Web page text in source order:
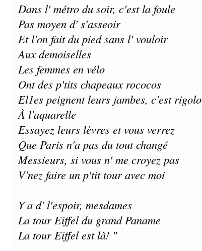
Dans l' métro du soir, c'est la foule
Pas moyen d' s'asseoir
Et l'on fait du pied sans l' vouloir
Aux demoiselles
Les femmes en vélo
Ont des p'tits chapeaux rococos
El1es peignent leurs jambes, c'est rigolo
À l'aquarelle
Essayez leurs lèvres et vous verrez
Que Paris n'a pas du tout changé
Messieurs, si vous n' me croyez pas
V'nez faire un p'tit tour avec moi
Y a d' l'espoir, mesdames
La tour Eiffel du grand Paname
La tour Eiffel est là! "